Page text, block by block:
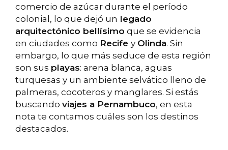
comercio de azúcar durante el período
colonial, lo que dejó un legado
arquitectónico bellísimo que se evidencia
en ciudades como Recife y Olinda. Sin
embargo, lo que más seduce de esta región
son sus playas: arena blanca, aguas
turquesas y un ambiente selvático lleno de
palmeras, cocoteros y manglares. Si estás
buscando viajes a Pernambuco, en esta
nota te contamos cuáles son los destinos
destacados.